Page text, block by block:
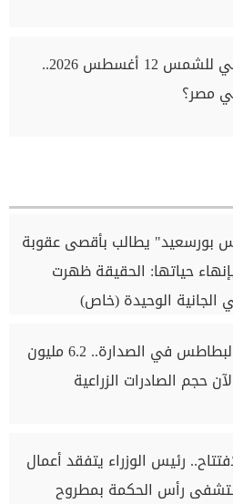
كسوف كلي للشمس 12 أغسطس 2026..
مصر؟
بورسعيد" يطالب بأقصى عقوبة
حياتها: الحقيقة ظهرت
الجانية الوحيدة (خاص)
الموالح والبطاطس في الصدارة.. 6.2 مليون
حجم الصادرات الزراعية
رئيس الوزراء يتفقد أعمال
رأس الحكمة بمطروح